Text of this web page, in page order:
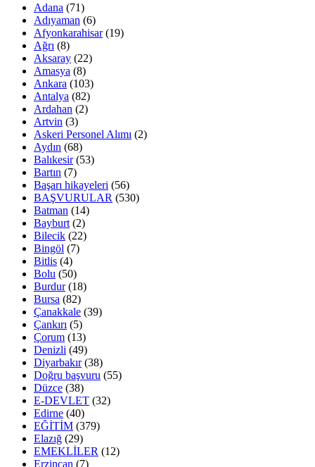
Adana (71)
Adıyaman (6)
Afyonkarahisar(19)
Ağrı (8)
Aksaray (22)
Amasya (8)
Ankara (103)
Antalya (82)
Ardahan (2)
Artvin (3)
Askeri Personel Alımı (2)
Aydın (68)
Balıkesir(53)
Bartın (7)
Başarı hikayeleri (56)
BAŞVURULAR (530)
Batman (14)
Bayburt (2)
Bilecik (22)
Bingöl (7)
Bitlis (4)
Bolu (50)
Burdur(18)
Bursa (82)
Çanakkale (39)
Çankırı (5)
Çorum (13)
Denizli (49)
Diyarbakır(38)
Doğru başvuru (55)
Düzce (38)
E-DEVLET (32)
Edirne (40)
EĞİTİM (379)
Elazığ (29)
EMEKLİLER (12)
Erzincan (7)